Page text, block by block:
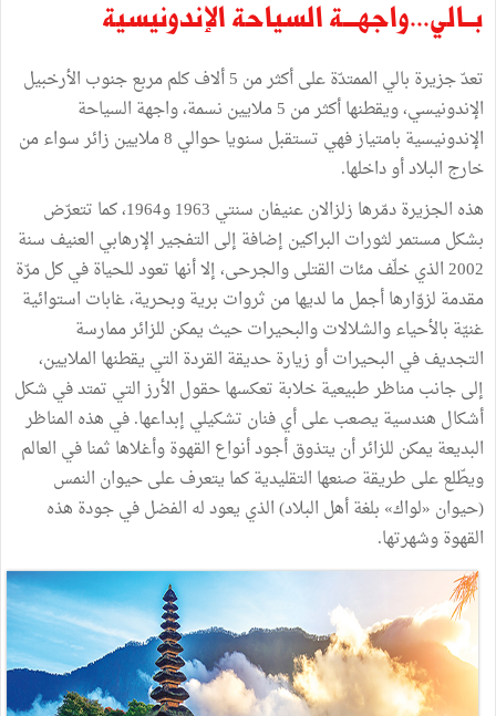
بــالي...واجهـــة السياحة الإندونيسية
تعدّ جزيرة بالي الممتدّة على أكثر من 5 ألاف كلم مربع جنوب الأرخبيل
الإندونيسي، ويقطنها أكثر من 5 ملايين نسمة، واجهة السياحة
الإندونيسية بامتياز فهي تستقبل سنويا حوالي 8 ملايين زائر سواء من
خارج البلاد أو داخلها.
هذه الجزيرة دمّرها زلزالان عنيفان سنتي 1963 و1964، كما تتعرّض
بشكل مستمر لثورات البراكين إضافة إلى التفجير الإرهابي العنيف سنة
2002 الذي خلّف مئات القتلى والجرحى، إلا أنها تعود للحياة في كل مرّة
مقدمة لزوّارها أجمل ما لديها من ثروات برية وبحرية، غابات استوائية
غنيّة بالأحياء والشلالات والبحيرات حيث يمكن للزائر ممارسة
التجديف في البحيرات أو زيارة حديقة القردة التي يقطنها الملايين،
إلى جانب مناظر طبيعية خلابة تعكسها حقول الأرز التي تمتد في شكل
أشكال هندسية يصعب على أي فنان تشكيلي إبداعها. في هذه المناظر
البديعة يمكن للزائر أن يتذوق أجود أنواع القهوة وأغلاها ثمنا في العالم
ويطّلع على طريقة صنعها التقليدية كما يتعرف على حيوان النمس
(حيوان «لواك» بلغة أهل البلاد) الذي يعود له الفضل في جودة هذه
القهوة وشهرتها.